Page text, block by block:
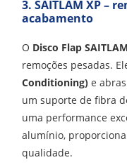
3. SAITLAM XP –
acabamento
O Disco Flap
remoções pesadas.
Conditioning) e
um suporte de fibra
uma performance
alumínio,
qualidade.